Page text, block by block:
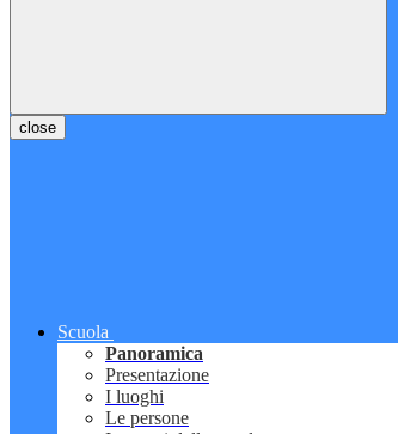
close
Scuola
Panoramica
Presentazione
I luoghi
Le persone